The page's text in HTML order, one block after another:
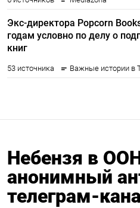
Небензя в
анонимный
телеграм-